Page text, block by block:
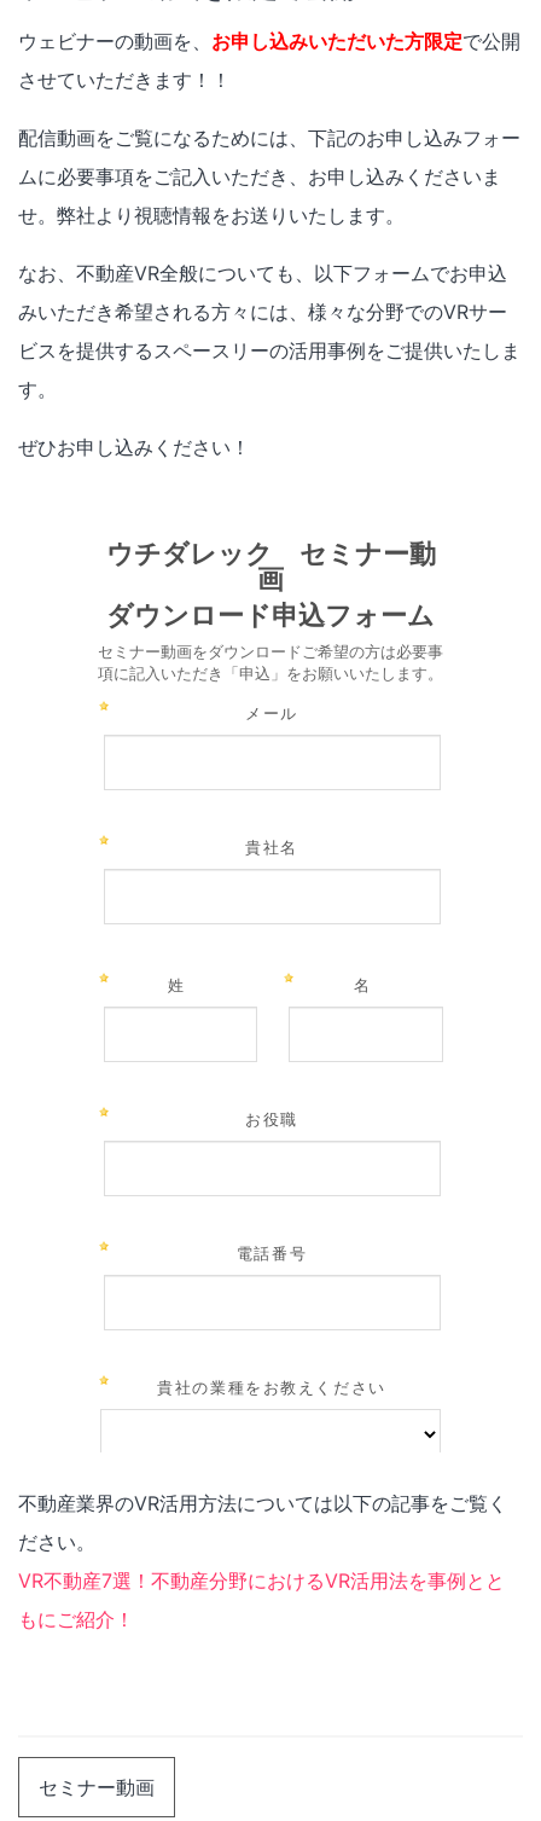
ウェビナーの動画を、 お申し込みいただいた方限定で公開
させていただきます！！
配信動画をご覧になるためには、下記のお申し込みフォー
ムに必要事項をご記入いただき、お申し込みくださいま
せ。弊社より視聴情報をお送りいたします。
なお、不動産VR全般についても、以下フォームでお申込
みいただき希望される方々には、様々な分野でのVRサー
ビスを提供するスペースリーの活用事例をご提供いたしま
す。
ぜひお申し込みください！
不動産業界のVR活用方法については以下の記事をご覧く
ださい。
VR不動産7選！不動産分野におけるVR活用法を事例とと
もにご紹介！
セミナー動画